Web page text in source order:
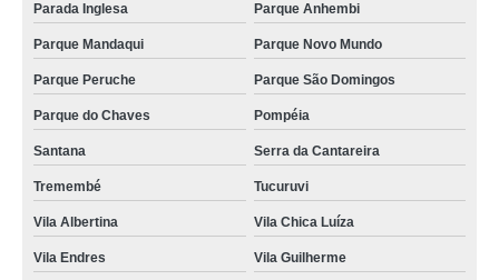
Parada Inglesa Parque Anhembi
Parque Mandaqui Parque Novo Mundo
Parque Peruche Parque São Domingos
Parque do Chaves Pompéia
Santana Serra da Cantareira
Tremembé Tucuruvi
Vila Albertina Vila Chica Luíza
Vila Endres Vila Guilherme